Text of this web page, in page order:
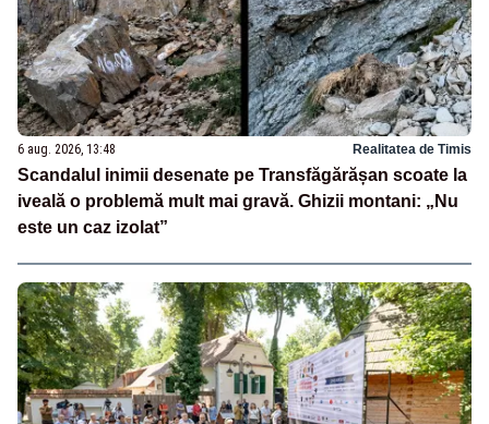
6 aug. 2026, 13:48 Realitatea de Timis
Scandalul inimii desenate pe Transfăgărășan scoate la
iveală o problemă mult mai gravă. Ghizii montani: „Nu
este un caz izolat”